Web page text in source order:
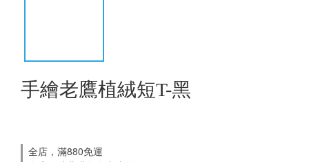
手繪老鷹植絨短T-黑
全店，滿880免運